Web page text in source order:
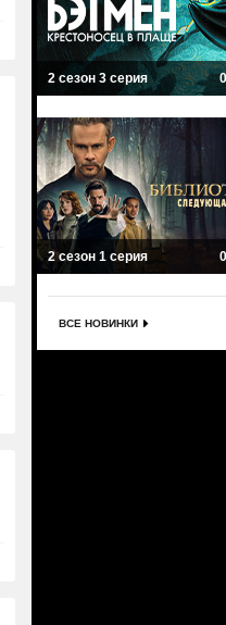
2 сезон 3 серия
2 сезон 1 серия
ВСЕ НОВИНКИ